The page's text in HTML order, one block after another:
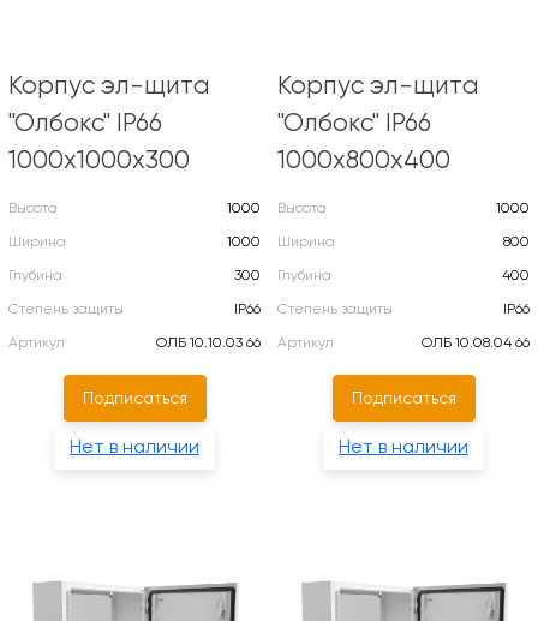
Корпус эл-щита
"Олбокс" IP66
1000х1000х300
Высота
1000
Ширина
1000
Глубина
300
Степень защиты
IP66
Артикул
ОЛБ 10.10.03 66
Подписаться
Нет в наличии
Корпус эл-щита
"Олбокс" IP66
1000х800х400
Высота
1000
Ширина
800
Глубина
400
Степень защиты
IP66
Артикул
ОЛБ 10.08.04 66
Подписаться
Нет в наличии